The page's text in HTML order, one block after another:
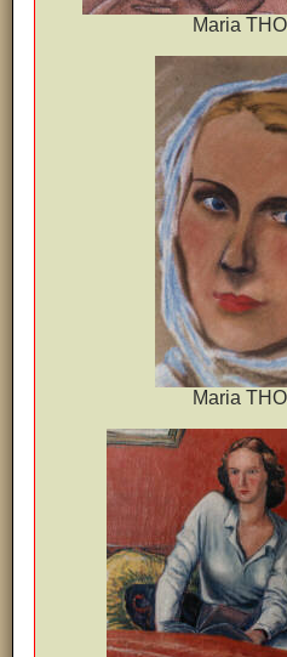
Maria
Maria